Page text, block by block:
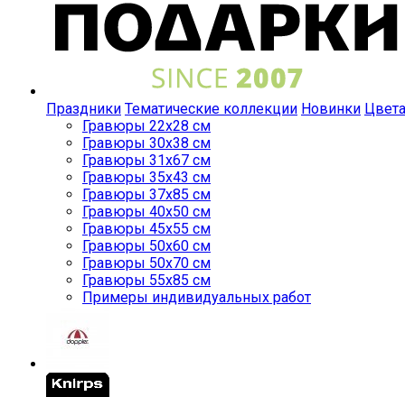
Праздники Тематические коллекции Новинки Цвета
Гравюры 22x28 см
Гравюры 30x38 см
Гравюры 31x67 см
Гравюры 35x43 см
Гравюры 37x85 см
Гравюры 40x50 см
Гравюры 45x55 см
Гравюры 50x60 см
Гравюры 50x70 см
Гравюры 55x85 см
Примеры индивидуальных работ